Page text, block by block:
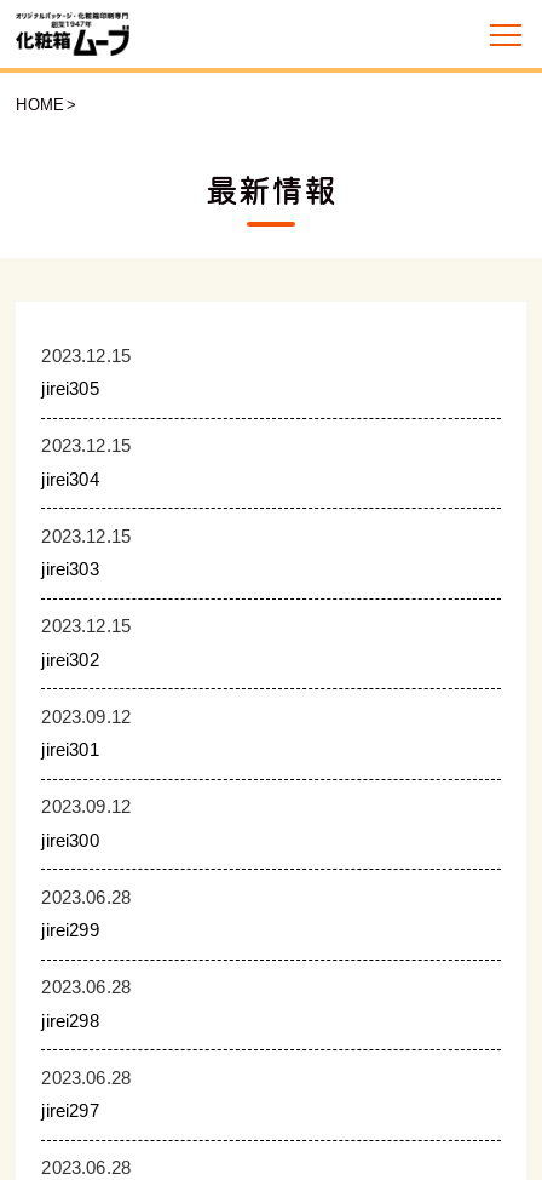
HOME>
最新情報
2023.12.15
jirei305
2023.12.15
jirei304
2023.12.15
jirei303
2023.12.15
jirei302
2023.09.12
jirei301
2023.09.12
jirei300
2023.06.28
jirei299
2023.06.28
jirei298
2023.06.28
jirei297
2023.06.28